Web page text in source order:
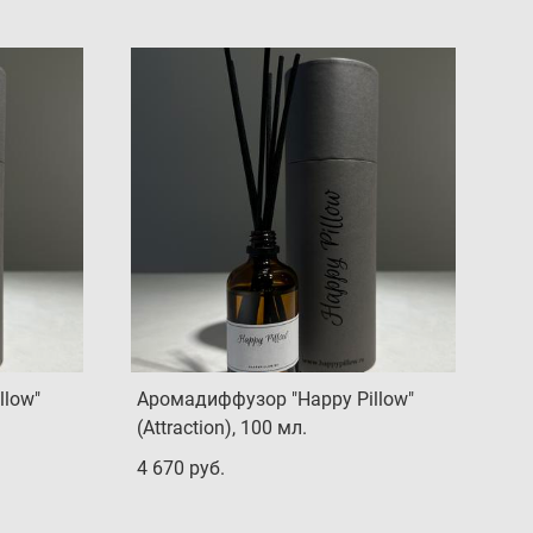
Аромадиффузор "Happy Pillow"
(Attraction), 100 мл.
4 670 pуб.